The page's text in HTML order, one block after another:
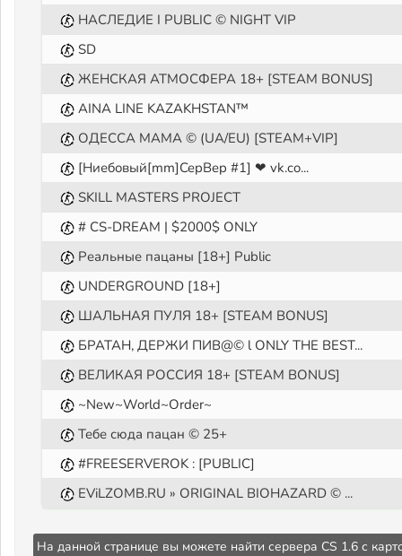
НАСЛЕДИЕ I PUBLIC © NIGHT VIP
SD
ЖЕНСКАЯ АТМОСФЕРА 18+ [STEAM BONUS]
AINA LINE KAZAKHSTAN™
ОДЕССА МАМА © (UA/EU) [STEAM+VIP]
[Ниебовый[mm]CepBep #1] ❤ vk.co...
SKILL MASTERS PROJECT
# CS-DREAM | $2000$ ONLY
Реальные пацаны [18+] Public
UNDERGROUND [18+]
ШАЛЬНАЯ ПУЛЯ 18+ [STEAM BONUS]
БРАТАН, ДЕРЖИ ПИВ@© l ONLY THE BEST...
ВЕЛИКАЯ РОССИЯ 18+ [STEAM BONUS]
~New~World~Order~
Тебе сюда пацан © 25+
#FREESERVEROK : [PUBLIC]
EViLZOMB.RU » ORIGINAL BIOHAZARD © ...
На данной странице вы можете найти сервера CS 1.6 с